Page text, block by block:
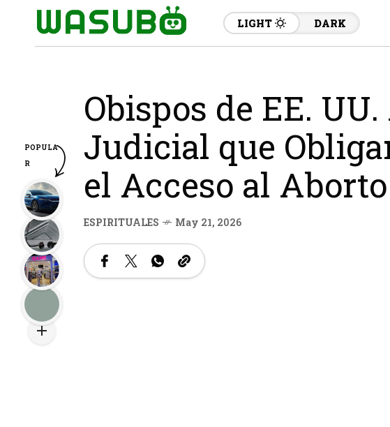
LIGHT DARK
Obispos de EE.
Judicial que
el Acceso al Aborto
ESPIRITUALES May 21, 2026
POPULA
R